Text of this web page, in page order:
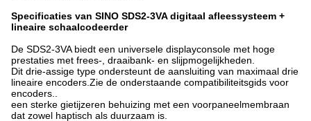
Specificaties van SINO SDS2-3VA digitaal afleessysteem +
lineaire schaalcodeerder
De SDS2-3VA biedt een universele displayconsole met hoge
prestaties met frees-, draaibank- en slijpmogelijkheden.
Dit drie-assige type ondersteunt de aansluiting van maximaal drie
lineaire encoders.Zie de onderstaande compatibiliteitsgids voor
encoders..
een sterke gietijzeren behuizing met een voorpaneelmembraan
dat zowel haptisch als duurzaam is.